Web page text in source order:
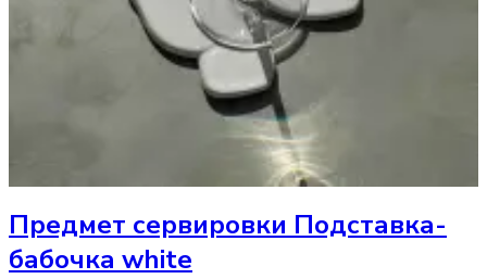
Предмет сервировки Подставка-
бабочка white